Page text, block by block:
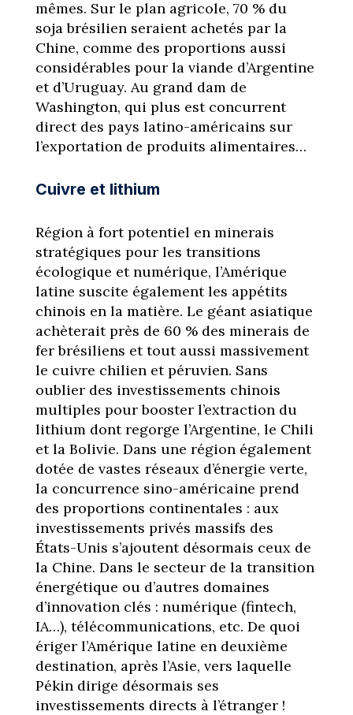
mêmes. Sur le plan agricole, 70 % du
soja brésilien seraient achetés par la
Chine, comme des proportions aussi
considérables pour la viande d’Argentine
et d’Uruguay. Au grand dam de
Washington, qui plus est concurrent
direct des pays latino-américains sur
l’exportation de produits alimentaires…
Cuivre et lithium
Région à fort potentiel en minerais
stratégiques pour les transitions
écologique et numérique, l’Amérique
latine suscite également les appétits
chinois en la matière. Le géant asiatique
achèterait près de 60 % des minerais de
fer brésiliens et tout aussi massivement
le cuivre chilien et péruvien. Sans
oublier des investissements chinois
multiples pour booster l’extraction du
lithium dont regorge l’Argentine, le Chili
et la Bolivie. Dans une région également
dotée de vastes réseaux d’énergie verte,
la concurrence sino-américaine prend
des proportions continentales : aux
investissements privés massifs des
États-Unis s’ajoutent désormais ceux de
la Chine. Dans le secteur de la transition
énergétique ou d’autres domaines
d’innovation clés : numérique (fintech,
IA…), télécommunications, etc. De quoi
ériger l’Amérique latine en deuxième
destination, après l’Asie, vers laquelle
Pékin dirige désormais ses
investissements directs à l’étranger !